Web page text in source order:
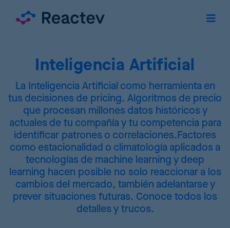
Inteligencia Artificial
La Inteligencia Artificial como herramienta en
tus decisiones de pricing. Algoritmos de precio
que procesan millones datos históricos y
actuales de tu compañía y tu competencia para
identificar patrones o correlaciones.Factores
como estacionalidad o climatología aplicados a
tecnologías de machine learning y deep
learning hacen posible no solo reaccionar a los
cambios del mercado, también adelantarse y
prever situaciones futuras. Conoce todos los
detalles y trucos.